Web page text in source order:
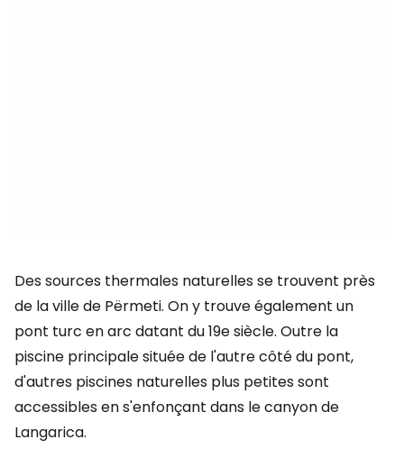
Des sources thermales naturelles se trouvent près
de la ville de Përmeti. On y trouve également un
pont turc en arc datant du 19e siècle. Outre la
piscine principale située de l'autre côté du pont,
d'autres piscines naturelles plus petites sont
accessibles en s'enfonçant dans le canyon de
Langarica.